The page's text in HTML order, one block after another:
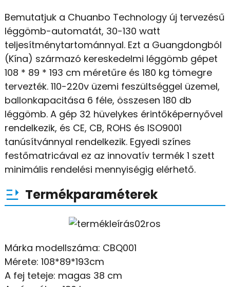
Bemutatjuk a Chuanbo Technology új tervezésű
léggömb-automatát, 30-130 watt
teljesítménytartománnyal. Ezt a Guangdongból
(Kína) származó kereskedelmi léggömb gépet
108 * 89 * 193 cm méretűre és 180 kg tömegre
tervezték. 110-220v üzemi feszültséggel üzemel,
ballonkapacitása 6 féle, összesen 180 db
léggömb. A gép 32 hüvelykes érintőképernyővel
rendelkezik, és CE, CB, ROHS és ISO9001
tanúsítvánnyal rendelkezik. Egyedi színes
festőmatricával ez az innovatív termék 1 szett
minimális rendelési mennyiségig elérhető.
Termékparaméterek
Márka modellszáma: CBQ001
Mérete: 108*89*193cm
A fej teteje: magas 38 cm